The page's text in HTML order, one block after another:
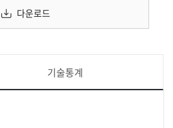
다운로드
기술통계